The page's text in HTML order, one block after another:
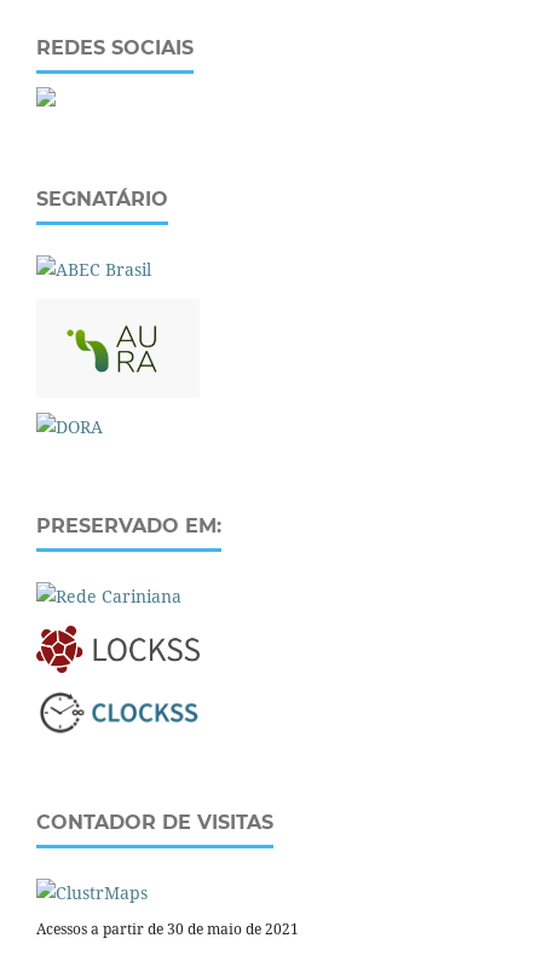
REDES SOCIAIS
SEGNATÁRIO
PRESERVADO EM:
CONTADOR DE VISITAS
Acessos a partir de 30 de maio de 2021